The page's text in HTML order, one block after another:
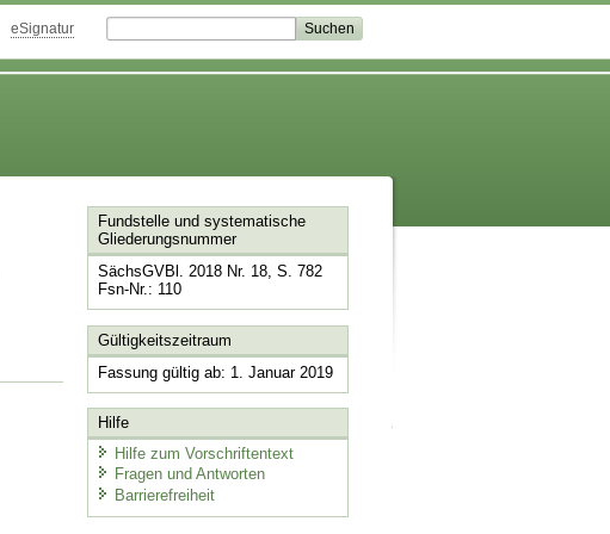
eSignatur
Fundstelle und systematische
Gliederungsnummer
SächsGVBl. 2018 Nr. 18, S. 782
Fsn-Nr.: 110
Gültigkeitszeitraum
Fassung gültig ab: 1. Januar 2019
Hilfe
Hilfe zum Vorschriftentext
Fragen und Antworten
Barrierefreiheit